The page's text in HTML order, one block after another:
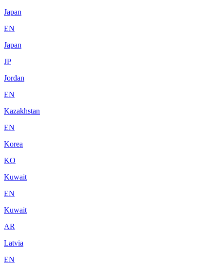
Japan
EN
Japan
JP
Jordan
EN
Kazakhstan
EN
Korea
KO
Kuwait
EN
Kuwait
AR
Latvia
EN